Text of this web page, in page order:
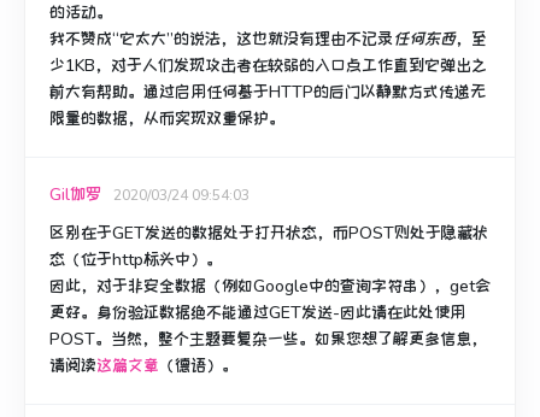
的活动。
我不赞成“它太大”的说法，这也就没有理由不记录任何东西，至
少1KB，对于人们发现攻击者在较弱的入口点工作直到它弹出之
前大有帮助。通过启用任何基于HTTP的后门以静默方式传递无
限量的数据，从而实现双重保护。
Gil伽罗 2020/03/24 09:54:03
区别在于GET发送的数据处于打开状态，而POST则处于隐藏状
态（位于http标头中）。
因此，对于非安全数据（例如Google中的查询字符串），get会
更好。 身份验证数据绝不能通过GET发送-因此请在此处使用
POST。 当然，整个主题要复杂一些。 如果您想了解更多信息，
请阅读这篇文章 （德语）。